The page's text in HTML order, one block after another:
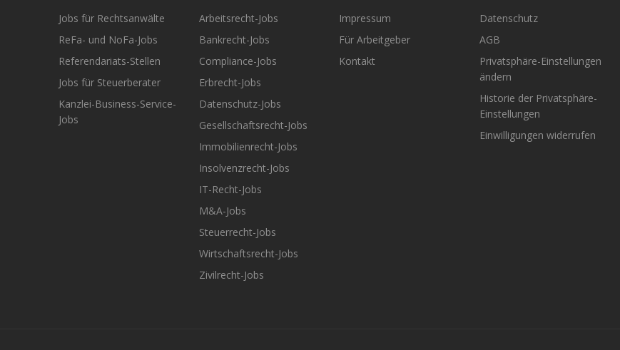
Jobs für Rechtsanwälte
ReFa- und NoFa-Jobs
Referendariats-Stellen
Jobs für Steuerberater
Kanzlei-Business-Service-
Jobs
Arbeitsrecht-Jobs
Bankrecht-Jobs
Compliance-Jobs
Erbrecht-Jobs
Datenschutz-Jobs
Gesellschaftsrecht-Jobs
Immobilienrecht-Jobs
Insolvenzrecht-Jobs
IT-Recht-Jobs
M&A-Jobs
Steuerrecht-Jobs
Wirtschaftsrecht-Jobs
Zivilrecht-Jobs
Impressum
Für Arbeitgeber
Kontakt
Datenschutz
AGB
Privatsphäre-Einstellungen
ändern
Historie der Privatsphäre-
Einstellungen
Einwilligungen widerrufen